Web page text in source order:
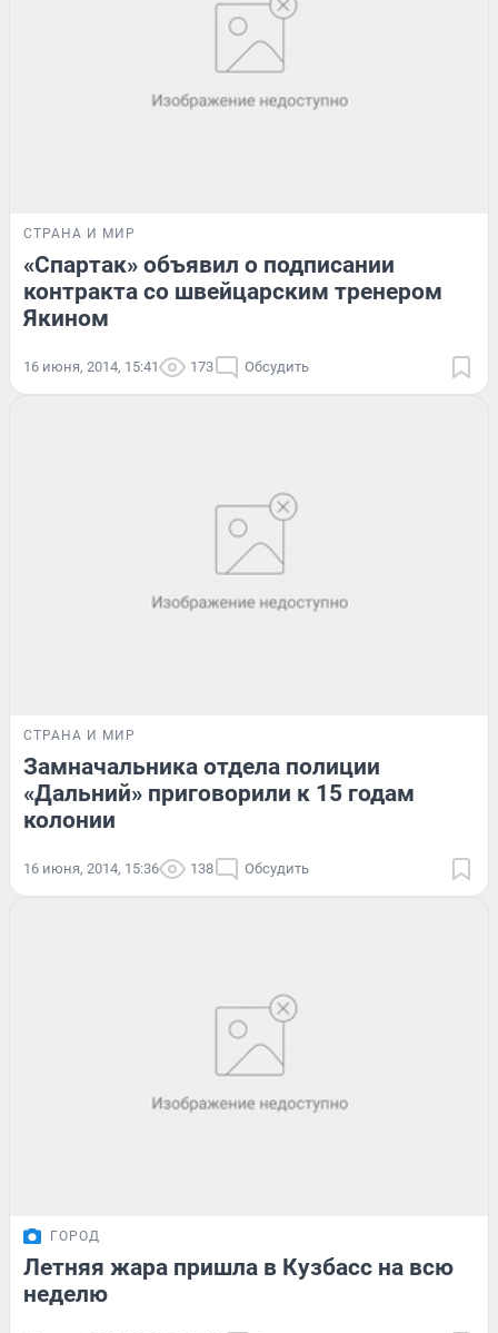
СТРАНА И МИР
«Спартак» объявил о подписании
контракта со швейцарским тренером
Якином
16 июня, 2014, 15:41 173 Обсудить
СТРАНА И МИР
Замначальника отдела полиции
«Дальний» приговорили к 15 годам
колонии
16 июня, 2014, 15:36 138 Обсудить
ГОРОД
Летняя жара пришла в Кузбасс на всю
неделю